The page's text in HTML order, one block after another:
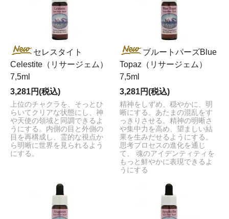
セレスタイト
Celestite（リサージェム）
7,5ml
3,281円(税込)
上位のチャクラを、そっとひ
らいてクリアな状態にし、神
や天使の領域と同調できるよ
うにする。内側の目と外側の
目を再構成し、霊的な視点か
ら明晰に世界を見られるよう
にする。
ブルートパーズBlue
Topaz（リサージェム）
7,5ml
3,281円(税込)
精神をしずめ、穏やかに、明
晰にする。あたまの混乱をす
っきりさせる。精神の明晰さ
や集中力を高め、望ましい結
果を生みだせるようにする。
思考プロセスの進化を通じ
て、 魂のアイデンティティを
もっと鮮やかに表現できるよ
うにする